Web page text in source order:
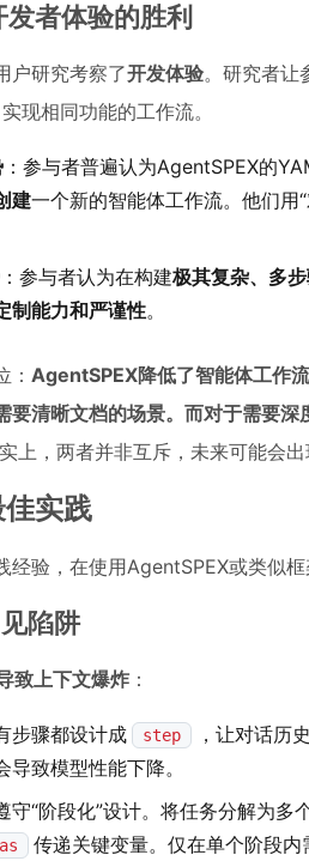
者体验的胜利
户研究考察了开发体验。研究者让
现相同功能的工作流。
：参与者普遍认为AgentSPEX的
建一个新的智能体工作流。他们用
：参与者认为在构建极其复杂、多
制能力和严谨性。
： AgentSPEX降低了智能体工作
要清晰文档的场景。而对于需要
上，两者并非互斥，未来可能会
实践
经验，在使用AgentSPEX或类似
陷阱
致上下文爆炸 ：
步骤都设计成 step
，让对话历
导致模型性能下降。
守“阶段化”设计。将任务分解为多
传递关键变量。仅在单个阶段